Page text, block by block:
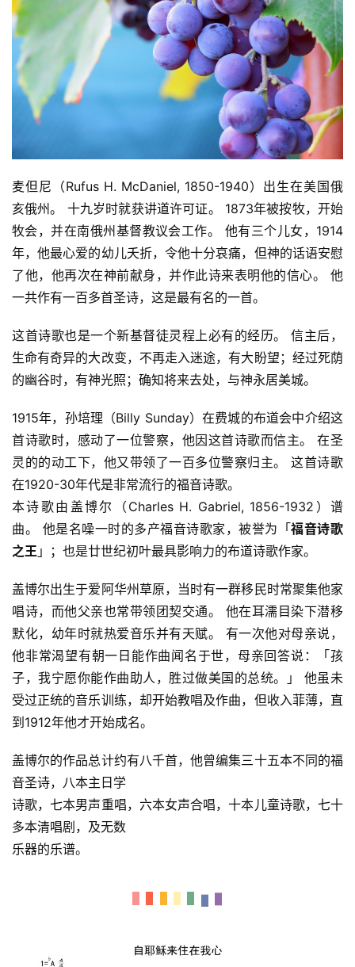
麦但尼（Rufus H. McDaniel, 1850-1940）出生在美国俄
亥俄州。 十九岁时就获讲道许可证。 1873年被按牧，开始
牧会，并在南俄州基督教议会工作。 他有三个儿女，1914
年，他最心爱的幼儿夭折，令他十分哀痛，但神的话语安慰
了他，他再次在神前献身，并作此诗来表明他的信心。 他
一共作有一百多首圣诗，这是最有名的一首。
这首诗歌也是一个新基督徒灵程上必有的经历。 信主后，
生命有奇异的大改变，不再走入迷途，有大盼望；经过死荫
的幽谷时，有神光照；确知将来去处，与神永居美城。
1915年，孙培理（Billy Sunday）在费城的布道会中介绍这
首诗歌时，感动了一位警察，他因这首诗歌而信主。 在圣
灵的的动工下，他又带领了一百多位警察归主。 这首诗歌
在1920-30年代是非常流行的福音诗歌。
本诗歌由盖博尔（Charles H. Gabriel, 1856-1932）谱
曲。 他是名噪一时的多产福音诗歌家，被誉为「福音诗歌
之王 」；也是廿世纪初叶最具影响力的布道诗歌作家。
盖博尔出生于爱阿华州草原，当时有一群移民时常聚集他家
唱诗，而他父亲也常带领团契交通。 他在耳濡目染下潜移
默化，幼年时就热爱音乐并有天赋。 有一次他对母亲说，
他非常渴望有朝一日能作曲闻名于世，母亲回答说：「孩
子，我宁愿你能作曲助人，胜过做美国的总统。」 他虽未
受过正统的音乐训练，却开始教唱及作曲，但收入菲薄，直
到1912年他才开始成名。
盖博尔的作品总计约有八千首，他曾编集三十五本不同的福
音圣诗，八本主日学
诗歌，七本男声重唱，六本女声合唱，十本儿童诗歌，七十
多本清唱剧，及无数
乐器的乐谱。